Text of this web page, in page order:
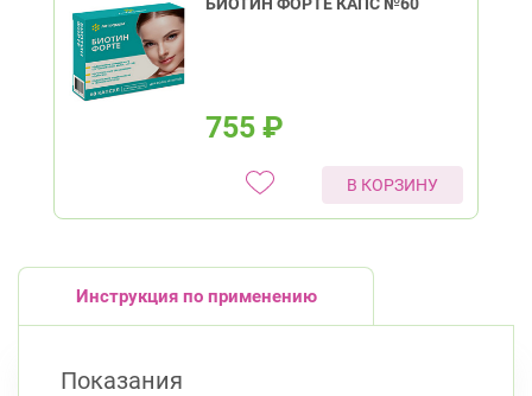
755 ₽
В КОРЗИНУ
Инструкция по применению
Показания